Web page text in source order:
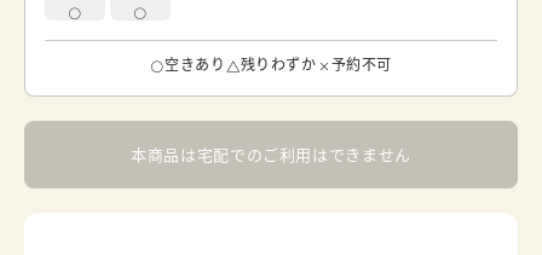
空きあり 残りわずか 予約不可
本商品は宅配でのご利用はできません